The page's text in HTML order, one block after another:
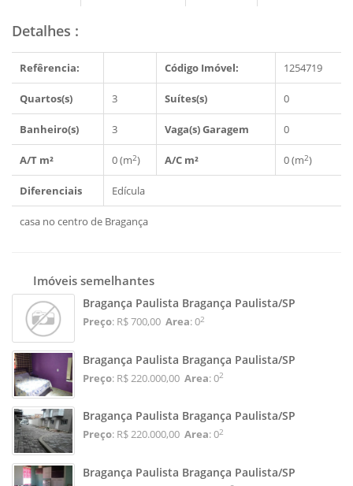
Detalhes :
Refêrencia: Código Imóvel: 1254719
Quartos(s) 3 Suítes(s) 0
Banheiro(s) 3 Vaga(s) Garagem 0
A/T m² 0 (m2) A/C m² 0 (m2)
Diferenciais Edícula
casa no centro de Bragança
Imóveis semelhantes
Bragança Paulista Bragança Paulista/SP
Preço: R$ 700,00 Area: 02
Bragança Paulista Bragança Paulista/SP
Preço: R$ 220.000,00 Area: 02
Bragança Paulista Bragança Paulista/SP
Preço: R$ 220.000,00 Area: 02
Bragança Paulista Bragança Paulista/SP